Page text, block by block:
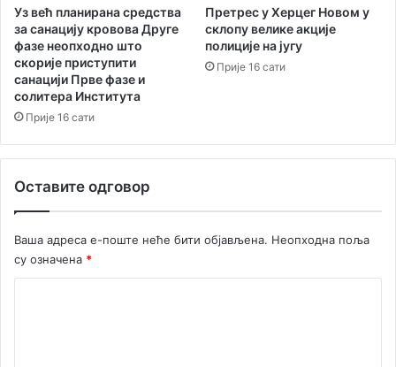
н
а
п
о
љ
у
к
л
у
р
т
е
к
о
4
5
0
е
и
к
е
т
а
Уз већ планирана средства
за санацију кровова Друге
фазе неопходно што
скорије приступити
санацији Прве фазе и
солитера Института
Прије 16 сати
Претрес у Херцег Новом у
склопу велике акције
полиције на југу
Прије 16 сати
Оставите одговор
Ваша адреса е-поште неће бити објављена. Неопходна поља
су означена *